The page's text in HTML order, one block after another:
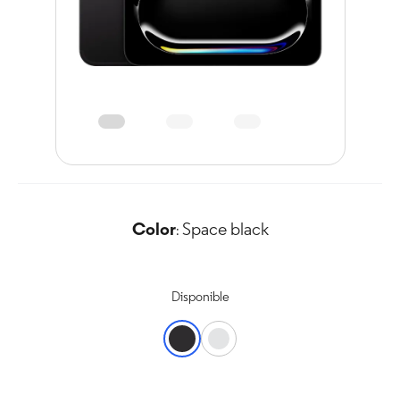
Color: Space black
Disponible